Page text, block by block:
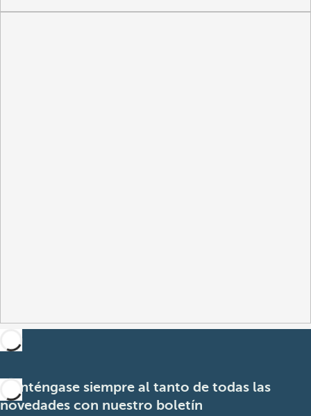
Manténgase siempre al tanto de todas las
novedades con nuestro boletín